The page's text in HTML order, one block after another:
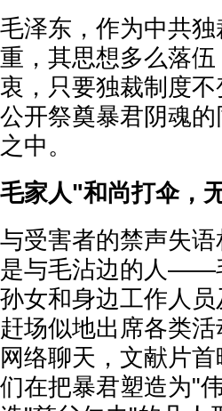
毛泽东，作为中共
重，其思想多么落
衷，只要独裁制度
公开祭奠暴君阴魂
之中。
毛家人"和尚打伞，
与受害者的禁声失
是与毛沾边的人——
孙女和身边工作人
赶场似地出席各类
网络聊天，文献片
们在把暴君塑造为"